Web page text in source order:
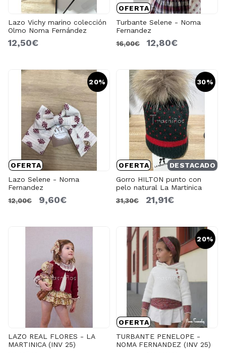
Lazo Vichy marino colección
Olmo Noma Fernández
12,50€
OFERTA
Turbante Selene - Noma
Fernandez
16,00€
12,80€
20%
OFERTA
Lazo Selene - Noma
Fernandez
12,00€
9,60€
30%
OFERTA
DESTACADO
Gorro HILTON punto con
pelo natural La Martinica
31,30€
21,91€
LAZO REAL FLORES - LA
MARTINICA (INV 25)
20%
OFERTA
TURBANTE PENELOPE -
NOMA FERNANDEZ (INV 25)